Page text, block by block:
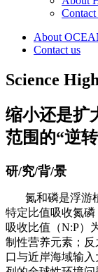
Contact
About
Contact us
Science
缩小还是扩
范围的“逆
研/究/背/景
氮和磷是浮游植
特定比值吸收氮
吸收比值（N:P）
制性营养元素；
口与近岸海域输